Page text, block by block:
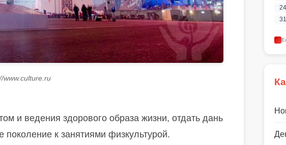
www.culture.ru
и ведения здорового образа жизни, отдать дань
к занятиями физкультурой.
24
31